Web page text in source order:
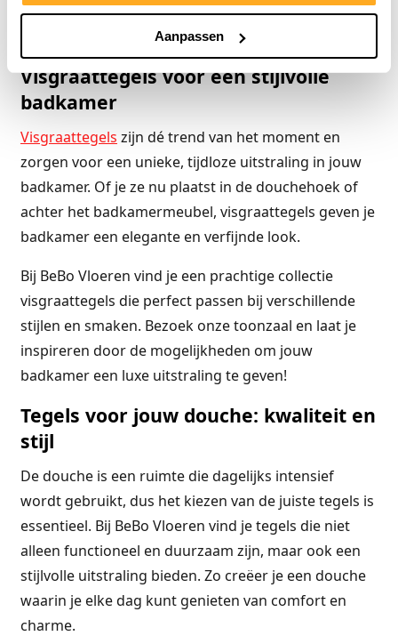
Aanpassen
mogelijkheden om jouw badkamer uniek en elegant
te maken. Laat je inspireren door onze collectie!
Visgraattegels voor een stijlvolle
badkamer
Visgraattegels zijn dé trend van het moment en
zorgen voor een unieke, tijdloze uitstraling in jouw
badkamer. Of je ze nu plaatst in de douchehoek of
achter het badkamermeubel, visgraattegels geven je
badkamer een elegante en verfijnde look.
Bij BeBo Vloeren vind je een prachtige collectie
visgraattegels die perfect passen bij verschillende
stijlen en smaken. Bezoek onze toonzaal en laat je
inspireren door de mogelijkheden om jouw
badkamer een luxe uitstraling te geven!
Tegels voor jouw douche: kwaliteit en
stijl
De douche is een ruimte die dagelijks intensief
wordt gebruikt, dus het kiezen van de juiste tegels is
essentieel. Bij BeBo Vloeren vind je tegels die niet
alleen functioneel en duurzaam zijn, maar ook een
stijlvolle uitstraling bieden. Zo creëer je een douche
waarin je elke dag kunt genieten van comfort en
charme.